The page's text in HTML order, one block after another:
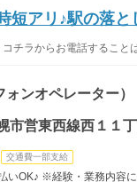
短アリ♪駅の落
チラからお電話するこ
ンオペレーター）
市営東西線西１１
交通費一部支給
いOK♪ ※経験・業務内容